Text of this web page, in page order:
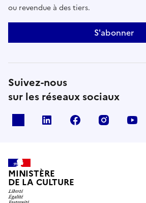
ou revendue à des tiers.
S'abonner
Suivez-nous
sur les réseaux sociaux
linkedin facebook instagram
MINISTÈRE
DE LA CULTURE